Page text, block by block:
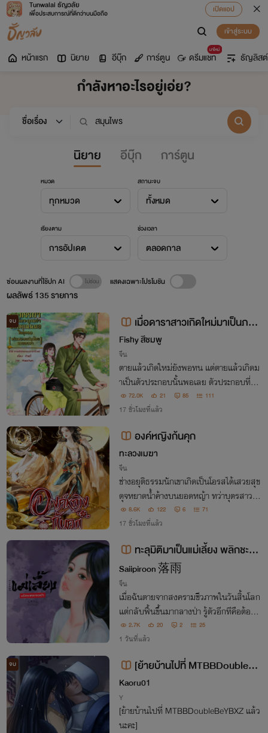
Tunwalai ธัญวลัย
เพื่อประสบการณ์ที่ดีกว่าบนมือถือ
เปิดแอป
เข้าสู่ระบบ
หน้าแรก นิยาย อีบุ๊ก การ์ตูน
มาใหม่
ดรีมแชท ธัญลิสต์
กำลังหาอะไรอยู่เอ่ย?
นิยาย อีบุ๊ก การ์ตูน
หมวด
ทุกหมวด
สถานะจบ
ทั้งหมด
เรียงตาม
การอัปเดต
ช่วงเวลา
ตลอดกาล
ผลลัพธ์135รายการ
ซ่อนผลงานที่ใช้ปก AI แสดงเฉพาะโปรโมชัน
จบ
เมื่อดาราสาวเกิดใหม่มาเป็นภรร
ยาที่ถูกหย่าของคุณหมอในยุค80 (พ
ร้อมระบบสมุนไพรหมอเทวดา)
Fishy สีชมพู
จีน
ตายแล้วเกิดใหม่ยังพอทน แต่ตายแล้วเกิดม
าเป็นตัวประกอบนั้นพอเลย ตัวประกอบที่ต้อ
งตายเพราะไปแยกคู่รักออกจากกัน ในเมื่อรู้ว่
าต้องตายในตอนจบ แล้วเธอจะโง่ไปแยกเขา
หาเงิน
72.0K 21 85 111
17 ชั่วโมงที่แล้ว
องค์หญิงก้นคุก
ทะลวงเมฆา
จีน
ช่างอยุติธรรมนักเขาเกิดเป็นโอรสได้เสวยสุข
ดุจหยาดน้ำค้างบนยอดหญ้า ทว่าบุตรสาวเช่
นข้ากลับถูกทิ้งขว้างให้มอดม้วยในคุกลับใต้
บัลลังก์
8.6K 122 6 71
17 ชั่วโมงที่แล้ว
ทะลุมิติมาเป็นแม่เลี้ยง พลิกชะตา
ครอบครัว
Saiipiroon 落雨
จีน
เมื่อฉันตายจากสงครามชีวภาพในวันสิ้นโลก
แต่กลับฟื้นขึ้นมากลางป่า รู้ตัวอีกทีคือต้องแ
ต่งกับคนพิการที่มีลูกติดฝาแฝด! นี่ยิ่งกว่าเจ
อสงครามอีก! หญิงโสดอย่างฉันอยู่ดีๆ ดันมี
ลูกเลี้ยงและสามีอย่างงั้นเหรอ!?
2.7K 20 2 25
1 วันที่แล้ว
จบ
[ย้ายบ้านไปที่ MTBBDoubleBe
YBXZ แล้วนะคะ]
Kaoru01
Y
[ย้ายบ้านไปที่ MTBBDoubleBeYBXZ แล้ว
นะคะ]